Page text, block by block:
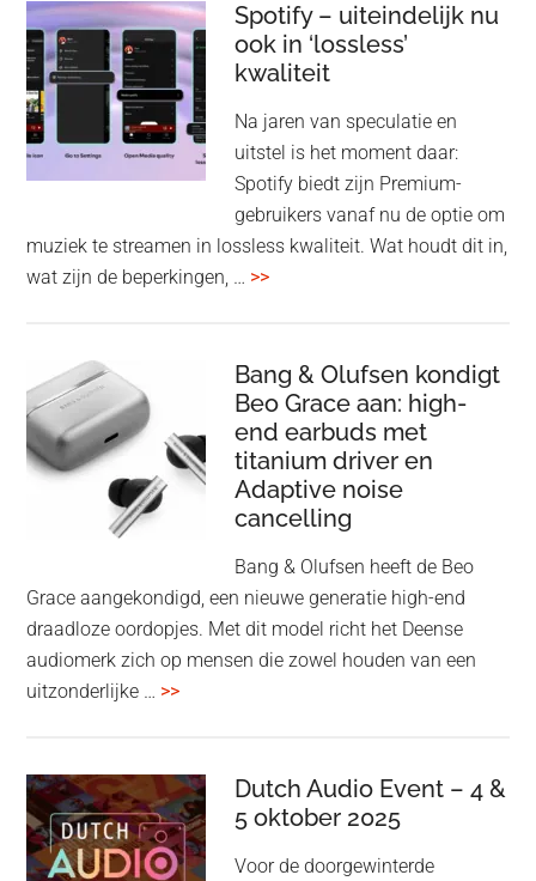
Spotify – uiteindelijk nu
ook in ‘lossless’
kwaliteit
Na jaren van speculatie en
uitstel is het moment daar:
Spotify biedt zijn Premium-
gebruikers vanaf nu de optie om
muziek te streamen in lossless kwaliteit. Wat houdt dit in,
wat zijn de beperkingen, … >>overSpotify
nu
ook
in
‘lossless’
kwaliteit
Bang & Olufsen kondigt
Beo Grace aan: high-
end earbuds met
titanium driver en
Adaptive noise
cancelling
Bang & Olufsen heeft de Beo
Grace aangekondigd, een nieuwe generatie high-end
draadloze oordopjes. Met dit model richt het Deense
audiomerk zich op mensen die zowel houden van een
uitzonderlijke … >>overBang
kondigt
Beo
Grace
Dutch Audio Event – 4 &
5 oktober 2025
Voor de doorgewinterde